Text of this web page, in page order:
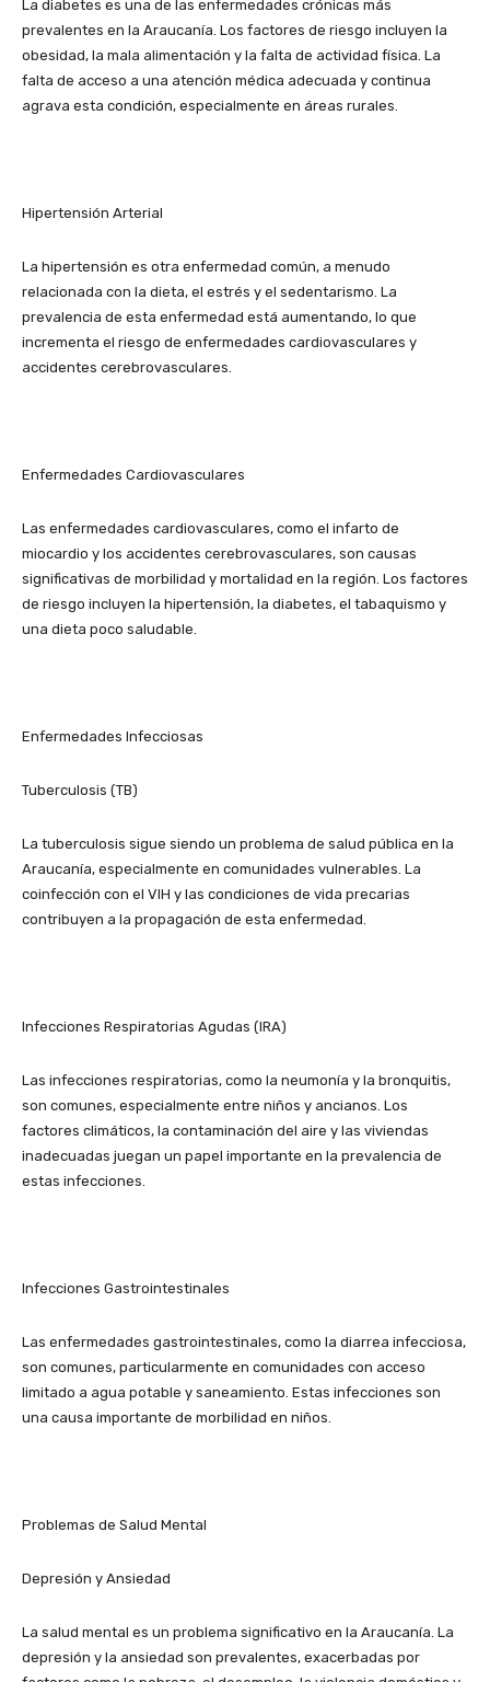
La diabetes es una de las enfermedades crónicas más
prevalentes en la Araucanía. Los factores de riesgo incluyen la
obesidad, la mala alimentación y la falta de actividad física. La
falta de acceso a una atención médica adecuada y continua
agrava esta condición, especialmente en áreas rurales.
Hipertensión Arterial
La hipertensión es otra enfermedad común, a menudo
relacionada con la dieta, el estrés y el sedentarismo. La
prevalencia de esta enfermedad está aumentando, lo que
incrementa el riesgo de enfermedades cardiovasculares y
accidentes cerebrovasculares.
Enfermedades Cardiovasculares
Las enfermedades cardiovasculares, como el infarto de
miocardio y los accidentes cerebrovasculares, son causas
significativas de morbilidad y mortalidad en la región. Los factores
de riesgo incluyen la hipertensión, la diabetes, el tabaquismo y
una dieta poco saludable.
Enfermedades Infecciosas
Tuberculosis (TB)
La tuberculosis sigue siendo un problema de salud pública en la
Araucanía, especialmente en comunidades vulnerables. La
coinfección con el VIH y las condiciones de vida precarias
contribuyen a la propagación de esta enfermedad.
Infecciones Respiratorias Agudas (IRA)
Las infecciones respiratorias, como la neumonía y la bronquitis,
son comunes, especialmente entre niños y ancianos. Los
factores climáticos, la contaminación del aire y las viviendas
inadecuadas juegan un papel importante en la prevalencia de
estas infecciones.
Infecciones Gastrointestinales
Las enfermedades gastrointestinales, como la diarrea infecciosa,
son comunes, particularmente en comunidades con acceso
limitado a agua potable y saneamiento. Estas infecciones son
una causa importante de morbilidad en niños.
Problemas de Salud Mental
Depresión y Ansiedad
La salud mental es un problema significativo en la Araucanía. La
depresión y la ansiedad son prevalentes, exacerbadas por